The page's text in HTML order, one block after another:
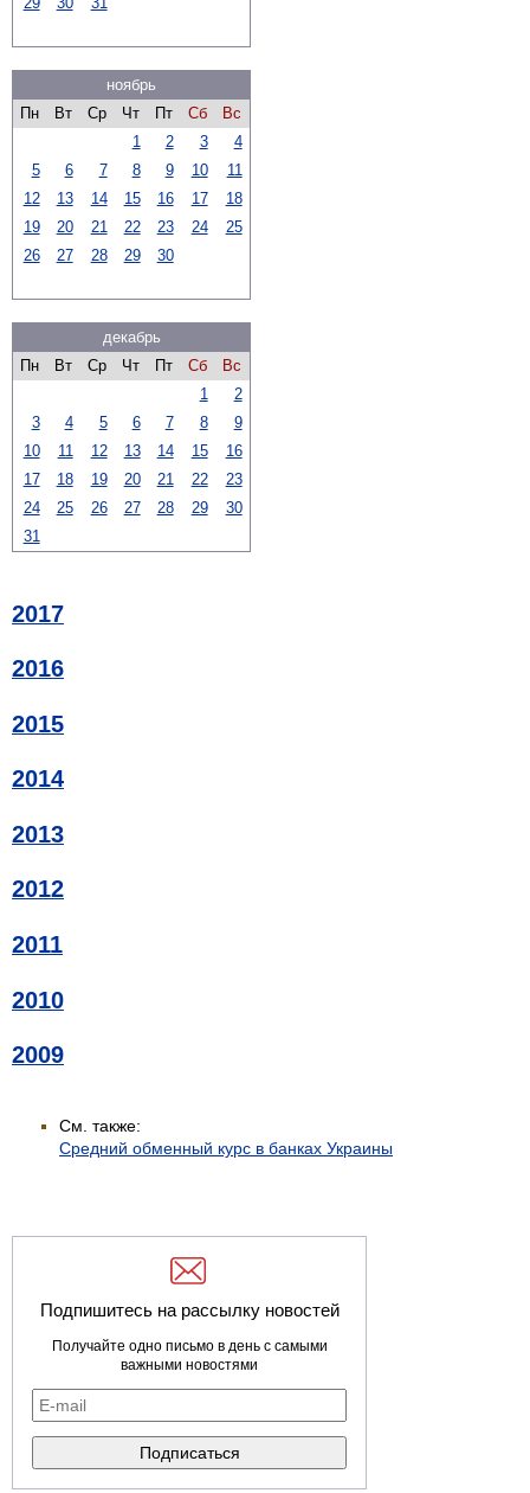
ноябрь
Пн
Вт Ср Чт Пт Сб
Вс
1
2 3
4
5
6 7 8 9 10
11
12
13 14 15 16 17
18
19
20 21 22 23 24
25
26
27 28 29 30
декабрь
Пн
Вт Ср Чт Пт Сб
Вс
1
2
3
4 5 6 7 8
9
10
11 12 13 14 15
16
17
18 19 20 21 22
23
24
25 26 27 28 29
30
31
2017
2016
2015
2014
2013
2012
2011
2010
2009
См. также:
Средний обменный курс в банках Украины
Подпишитесь на рассылку новостей
Получайте одно письмо в день с самыми
важными новостями